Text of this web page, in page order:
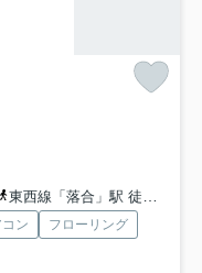
東西線「落合」駅 徒歩11分
ン
フローリング